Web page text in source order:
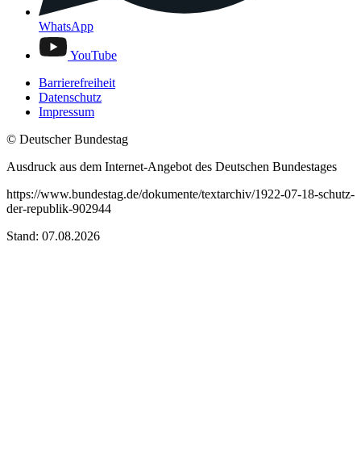
WhatsApp
YouTube
Barrierefreiheit
Datenschutz
Impressum
© Deutscher Bundestag
Ausdruck aus dem Internet-Angebot des Deutschen Bundestages
https://www.bundestag.de/dokumente/textarchiv/1922-07-18-schutz-
der-republik-902944
Stand: 07.08.2026